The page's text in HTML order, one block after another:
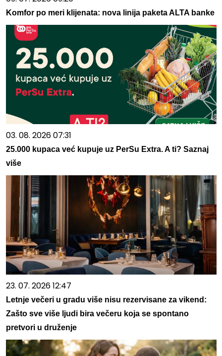
Komfor po meri klijenata: nova linija paketa ALTA banke
03. 08. 2026 07:31
25.000 kupaca već kupuje uz PerSu Extra. A ti? Saznaj
više
23. 07. 2026 12:47
Letnje večeri u gradu više nisu rezervisane za vikend:
Zašto sve više ljudi bira večeru koja se spontano
pretvori u druženje